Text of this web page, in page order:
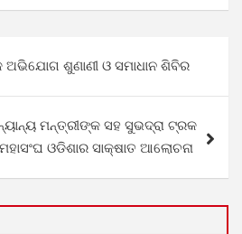
ଅଭିଯୋଗ ଶୁଣାଣୀ ଓ ସମାଧାନ ଶିବିର
ମନ୍ତ୍ରୀଙ୍କ ସହ ସୁଭଦ୍ରା ଟ୍ରକ
ଓଡିଶାର ସାକ୍ଷାତ ଆଲୋଚନା